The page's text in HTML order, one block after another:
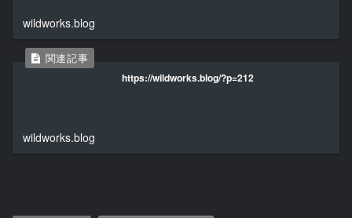
wildworks.blog
https://wildworks.blog/?p=212
wildworks.blog